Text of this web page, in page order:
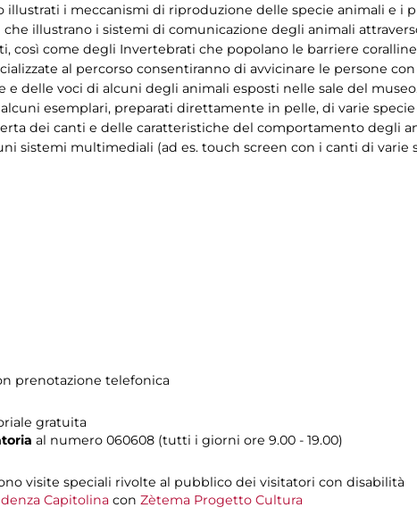
illustrati i meccanismi di riproduzione delle specie animali e i
illustrano i sistemi di comunicazione degli animali
così come degli Invertebrati che popolano le barriere
al percorso consentiranno di avvicinare le persone
e delle voci di alcuni degli animali esposti nelle sale del
esemplari, preparati direttamente in pelle, di varie
dei canti e delle caratteristiche del comportamento degli
sistemi multimediali (ad es. touch screen con i canti di varie
prenotazione telefonica
gratuita
al numero 060608 (tutti i giorni ore 9.00 - 19.00)
visite speciali rivolte al pubblico dei visitatori con disabilità
Capitolina con Zètema Progetto Cultura